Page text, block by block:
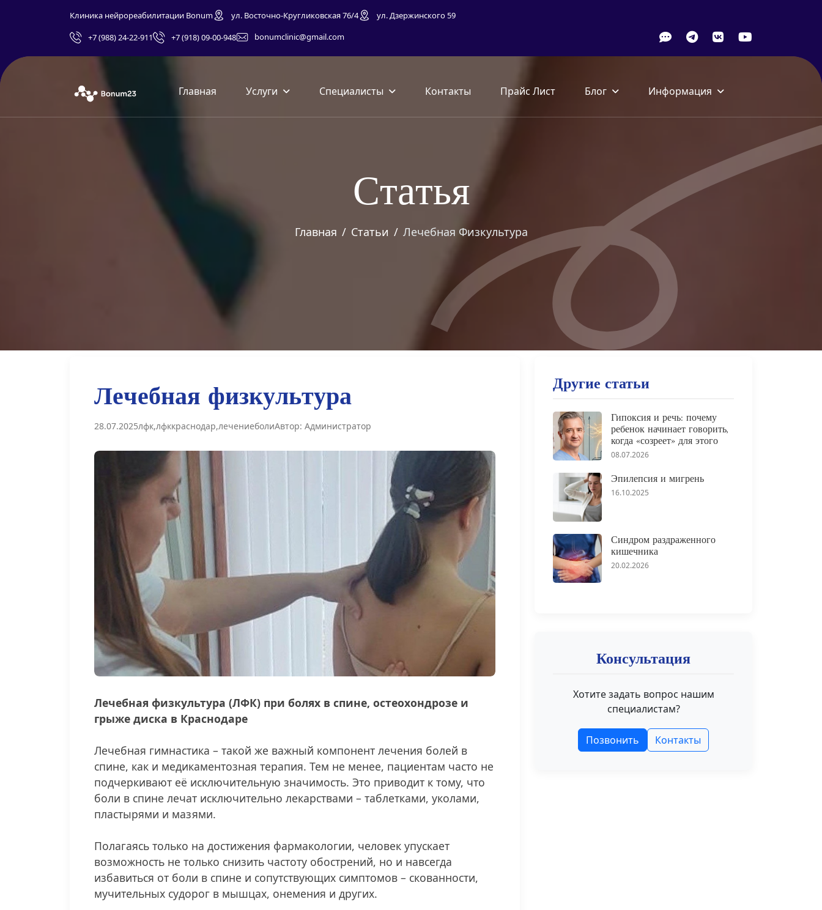
Клиника нейрореабилитации Bonum ул. Восточно-Кругликовская 76/4
ул. Дзержинского 59
+7 (988) 24-22-911
+7 (918) 09-00-948 bonumclinic@gmail.com
Главная Услуги Специалисты Контакты Прайс Лист Блог Информация
Статья
Главная Статьи Лечебная Физкультура
Лечебная физкультура
28.07.2025лфк,лфккраснодар,лечениеболиАвтор: Администратор
Лечебная физкультура (ЛФК) при болях в спине, остеохондрозе и
грыже диска в Краснодаре
Лечебная гимнастика – такой же важный компонент лечения болей в
спине, как и медикаментозная терапия. Тем не менее, пациентам часто не
подчеркивают её исключительную значимость. Это приводит к тому, что
боли в спине лечат исключительно лекарствами – таблетками, уколами,
пластырями и мазями.
Полагаясь только на достижения фармакологии, человек упускает
возможность не только снизить частоту обострений, но и навсегда
избавиться от боли в спине и сопутствующих симптомов – скованности,
мучительных судорог в мышцах, онемения и других.
Другие статьи
Гипоксия и речь: почему
ребенок начинает говорить,
когда «созреет» для этого
08.07.2026
Эпилепсия и мигрень
16.10.2025
Синдром раздраженного
кишечника
20.02.2026
Консультация
Хотите задать вопрос нашим
специалистам?
Позвонить Контакты